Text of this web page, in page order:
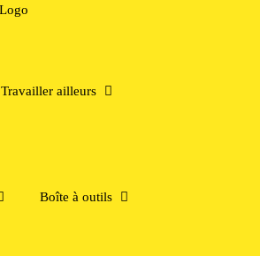
Travailler ailleurs
Boîte à outils